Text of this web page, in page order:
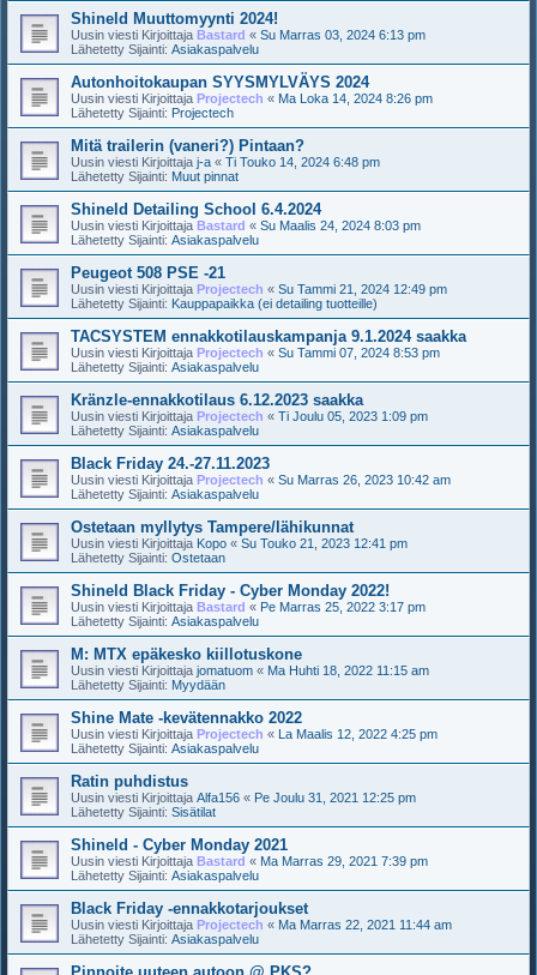
Shineld Muuttomyynti 2024!
Uusin viesti Kirjoittaja Bastard « Su Marras 03, 2024 6:13 pm
Lähetetty Sijainti: Asiakaspalvelu
Autonhoitokaupan SYYSMYLVÄYS 2024
Uusin viesti Kirjoittaja Projectech « Ma Loka 14, 2024 8:26 pm
Lähetetty Sijainti: Projectech
Mitä trailerin (vaneri?) Pintaan?
Uusin viesti Kirjoittaja j-a « Ti Touko 14, 2024 6:48 pm
Lähetetty Sijainti: Muut pinnat
Shineld Detailing School 6.4.2024
Uusin viesti Kirjoittaja Bastard « Su Maalis 24, 2024 8:03 pm
Lähetetty Sijainti: Asiakaspalvelu
Peugeot 508 PSE -21
Uusin viesti Kirjoittaja Projectech « Su Tammi 21, 2024 12:49 pm
Lähetetty Sijainti: Kauppapaikka (ei detailing tuotteille)
TACSYSTEM ennakkotilauskampanja 9.1.2024 saakka
Uusin viesti Kirjoittaja Projectech « Su Tammi 07, 2024 8:53 pm
Lähetetty Sijainti: Asiakaspalvelu
Kränzle-ennakkotilaus 6.12.2023 saakka
Uusin viesti Kirjoittaja Projectech « Ti Joulu 05, 2023 1:09 pm
Lähetetty Sijainti: Asiakaspalvelu
Black Friday 24.-27.11.2023
Uusin viesti Kirjoittaja Projectech « Su Marras 26, 2023 10:42 am
Lähetetty Sijainti: Asiakaspalvelu
Ostetaan myllytys Tampere/lähikunnat
Uusin viesti Kirjoittaja Kopo « Su Touko 21, 2023 12:41 pm
Lähetetty Sijainti: Ostetaan
Shineld Black Friday - Cyber Monday 2022!
Uusin viesti Kirjoittaja Bastard « Pe Marras 25, 2022 3:17 pm
Lähetetty Sijainti: Asiakaspalvelu
M: MTX epäkesko kiillotuskone
Uusin viesti Kirjoittaja jomatuom « Ma Huhti 18, 2022 11:15 am
Lähetetty Sijainti: Myydään
Shine Mate -kevätennakko 2022
Uusin viesti Kirjoittaja Projectech « La Maalis 12, 2022 4:25 pm
Lähetetty Sijainti: Asiakaspalvelu
Ratin puhdistus
Uusin viesti Kirjoittaja Alfa156 « Pe Joulu 31, 2021 12:25 pm
Lähetetty Sijainti: Sisätilat
Shineld - Cyber Monday 2021
Uusin viesti Kirjoittaja Bastard « Ma Marras 29, 2021 7:39 pm
Lähetetty Sijainti: Asiakaspalvelu
Black Friday -ennakkotarjoukset
Uusin viesti Kirjoittaja Projectech « Ma Marras 22, 2021 11:44 am
Lähetetty Sijainti: Asiakaspalvelu
Pinnoite uuteen autoon @ PKS?